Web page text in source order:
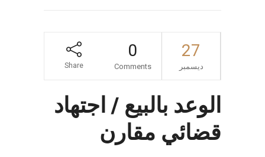
27
ديسمبر
0
Comments
Share
الوعد بالبيع / اجتهاد
قضائي مقارن